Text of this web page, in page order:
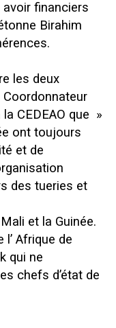
financiers
Birahim
les deux
CEDEAO que »
ont toujours
et de
des tueries et
et la Guinée.
l’ Afrique de
qui ne
chefs d’état de